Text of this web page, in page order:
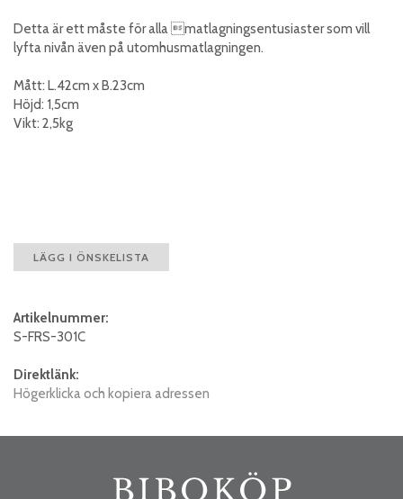
Detta är ett måste för alla matlagningsentusiaster som vill
lyfta nivån även på utomhusmatlagningen.
Mått: L.42cm x B.23cm
Höjd: 1,5cm
Vikt: 2,5kg
LÄGG I ÖNSKELISTA
Artikelnummer:
S-FRS-301C
Direktlänk:
Högerklicka och kopiera adressen